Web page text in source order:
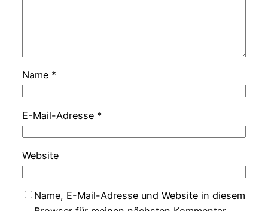
Name *
E-Mail-Adresse *
Website
Name, E-Mail-Adresse und Website in diesem